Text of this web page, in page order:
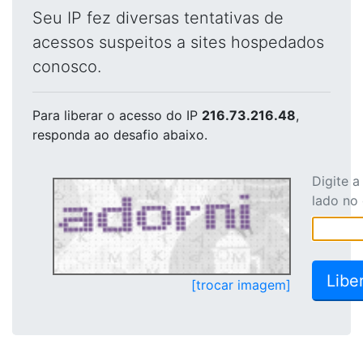
Seu IP fez diversas tentativas de
acessos suspeitos a sites hospedados
conosco.
Para liberar o acesso do IP 216.73.216.48,
responda ao desafio abaixo.
[trocar imagem]
Digite
lado no